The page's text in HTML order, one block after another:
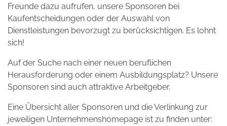
Freunde dazu aufrufen, unsere Sponsoren bei
Kaufentscheidungen oder der Auswahl von
Dienstleistungen bevorzugt zu berücksichtigen. Es lohnt
sich!
Auf der Suche nach einer neuen beruflichen
Herausforderung oder einem Ausbildungsplatz? Unsere
Sponsoren sind auch attraktive Arbeitgeber.
Eine Übersicht aller Sponsoren und die Verlinkung zur
jeweiligen Unternehmenshomepage ist zu finden unter: